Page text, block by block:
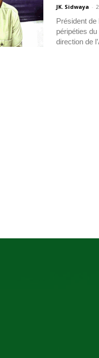
JK. Sidwaya -
Président de
péripéties du
direction de